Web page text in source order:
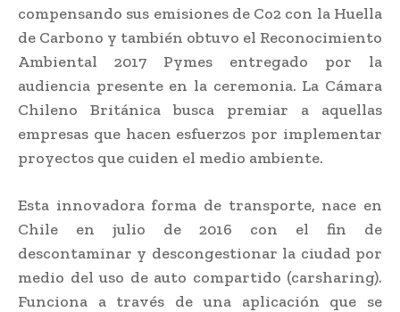
compensando sus emisiones de Co2 con la Huella
de Carbono y también obtuvo el Reconocimiento
Ambiental 2017 Pymes entregado por la
audiencia presente en la ceremonia. La Cámara
Chileno Británica busca premiar a aquellas
empresas que hacen esfuerzos por implementar
proyectos que cuiden el medio ambiente.
Esta innovadora forma de transporte, nace en
Chile en julio de 2016 con el fin de
descontaminar y descongestionar la ciudad por
medio del uso de auto compartido (carsharing).
Funciona a través de una aplicación que se